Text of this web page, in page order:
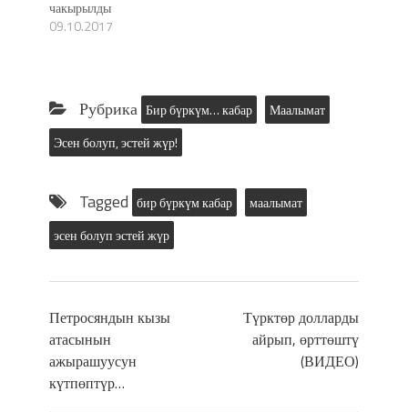
чакырылды
09.10.2017
Рубрика Бир бүркүм… кабар
Маалымат
Эсен болуп, эстей жүр!
Tagged бир бүркүм кабар
маалымат
эсен болуп эстей жүр
Петросяндын кызы
атасынын
ажырашуусун
күтпөптүр…
Түрктөр долларды
айрып, өрттөштү
(ВИДЕО)